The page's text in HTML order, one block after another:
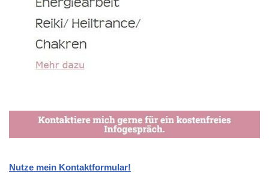
Nutze mein Kontaktformular!